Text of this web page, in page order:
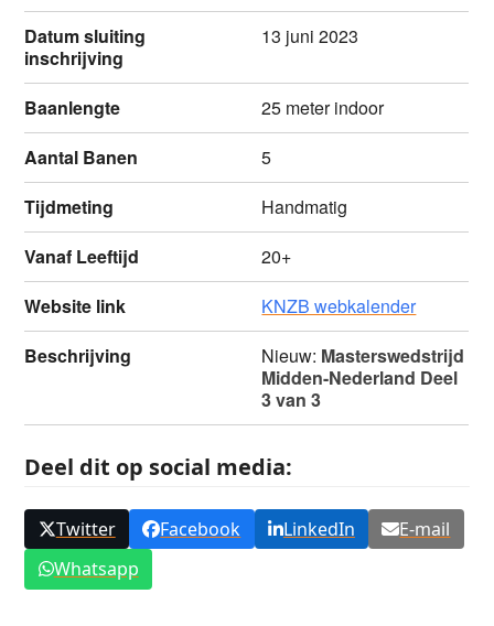
Datum sluiting
inschrijving
13 juni 2023
Baanlengte
25 meter indoor
Aantal Banen
5
Tijdmeting
Handmatig
Vanaf Leeftijd
20+
Website link
KNZB webkalender
Beschrijving
Nieuw: Masterswedstrijd
Midden-Nederland Deel
3 van 3
Deel dit op social media:
Twitter Facebook LinkedIn
E-mail
Whatsapp